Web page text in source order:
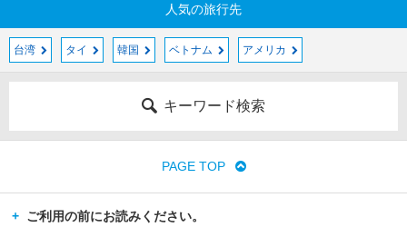
人気の旅行先
台湾 タイ 韓国 ベトナム アメリカ
キーワード検索
PAGE TOP
ご利用の前にお読みください。